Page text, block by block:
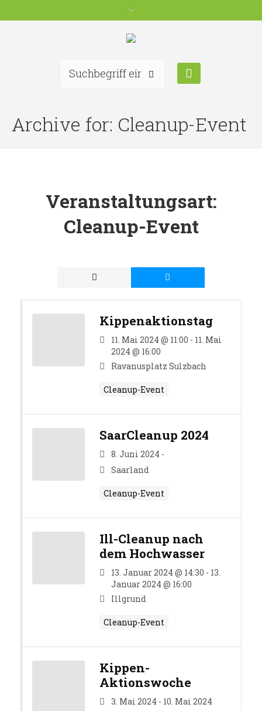
Archive for: Cleanup-Event
Veranstaltungsart:
Cleanup-Event
Kippenaktionstag
11. Mai 2024 @ 11:00 - 11. Mai
2024 @ 16:00
Ravanusplatz Sulzbach
Cleanup-Event
SaarCleanup 2024
8. Juni 2024 -
Saarland
Cleanup-Event
Ill-Cleanup nach
dem Hochwasser
13. Januar 2024 @ 14:30 - 13.
Januar 2024 @ 16:00
Illgrund
Cleanup-Event
Kippen-
Aktionswoche
3. Mai 2024 - 10. Mai 2024